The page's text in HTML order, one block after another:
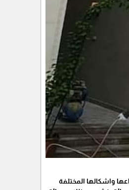
واشكالها المختلفة